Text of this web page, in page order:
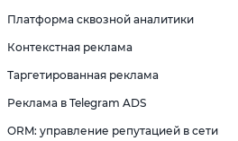
Платформа сквозной аналитики
Контекстная реклама
Таргетированная реклама
Реклама в Telegram ADS
ORM: управление репутацией в сети